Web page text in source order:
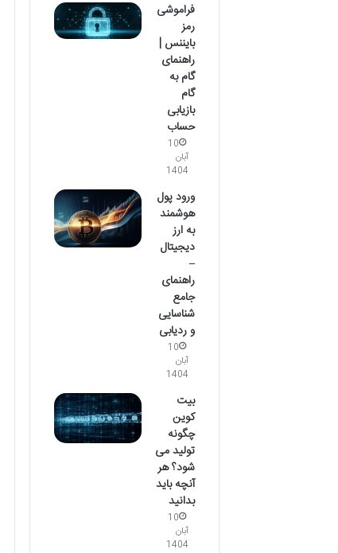
فراموشی
رمز
بایننس |
راهنمای
گام به
گام
بازیابی
حساب
10
آبان
1404
ورود پول
هوشمند
به ارز
دیجیتال
–
راهنمای
جامع
شناسایی
و ردیابی
10
آبان
1404
بیت
کوین
چگونه
تولید می
شود؟ هر
آنچه باید
بدانید
10
آبان
1404